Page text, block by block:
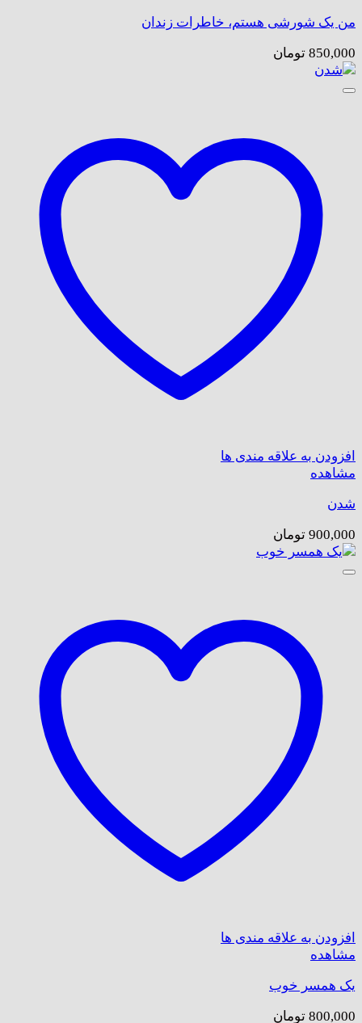
من یک شورشی هستم، خاطرات زندان
850,000 تومان
افزودن به علاقه مندی ها
مشاهده
شدن
900,000 تومان
افزودن به علاقه مندی ها
مشاهده
یک همسر خوب
800,000 تومان